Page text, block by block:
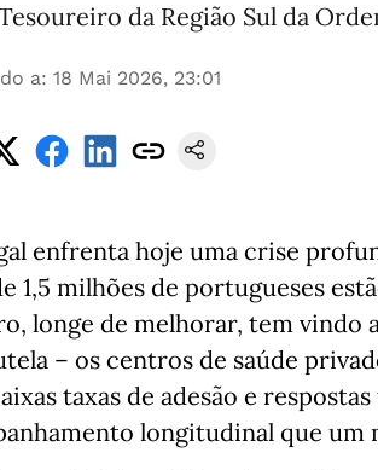
da Região Sul da
a: 18 Mai 2026, 23:01
enfrenta hoje uma crise
1,5 milhões de portugueses
longe de melhorar, tem vindo
– os centros de saúde
taxas de adesão e
longitudinal que